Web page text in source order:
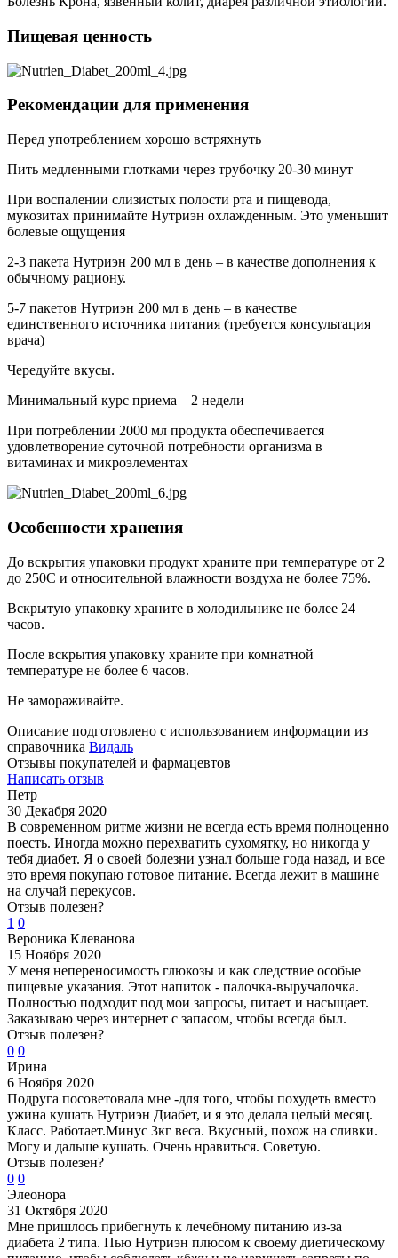
Пищевая ценность
Рекомендации для применения
Перед употреблением хорошо встряхнуть
Пить медленными глотками через трубочку 20-30 минут
При воспалении слизистых полости рта и пищевода,
мукозитах принимайте Нутриэн охлажденным. Это уменьшит
болевые ощущения
2-3 пакета Нутриэн 200 мл в день – в качестве дополнения к
обычному рациону.
5-7 пакетов Нутриэн 200 мл в день – в качестве
единственного источника питания (требуется консультация
врача)
Чередуйте вкусы.
Минимальный курс приема – 2 недели
При потреблении 2000 мл продукта обеспечивается
удовлетворение суточной потребности организма в
витаминах и микроэлементах
Особенности хранения
До вскрытия упаковки продукт храните при температуре от 2
до 250С и относительной влажности воздуха не более 75%.
Вскрытую упаковку храните в холодильнике не более 24
часов.
После вскрытия упаковку храните при комнатной
температуре не более 6 часов.
Не замораживайте.
Описание подготовлено с использованием информации из
справочника Видаль
Отзывы покупателей и фармацевтов
Написать отзыв
Петр
30 Декабря 2020
В современном ритме жизни не всегда есть время полноценно
поесть. Иногда можно перехватить сухомятку, но никогда у
тебя диабет. Я о своей болезни узнал больше года назад, и все
это время покупаю готовое питание. Всегда лежит в машине
на случай перекусов.
Отзыв полезен?
1 0
Вероника Клеванова
15 Ноября 2020
У меня непереносимость глюкозы и как следствие особые
пищевые указания. Этот напиток - палочка-выручалочка.
Полностью подходит под мои запросы, питает и насыщает.
Заказываю через интернет с запасом, чтобы всегда был.
Отзыв полезен?
0 0
Ирина
6 Ноября 2020
Подруга посоветовала мне -для того, чтобы похудеть вместо
ужина кушать Нутриэн Диабет, и я это делала целый месяц.
Класс. Работает.Минус 3кг веса. Вкусный, похож на сливки.
Могу и дальше кушать. Очень нравиться. Советую.
Отзыв полезен?
0 0
Элеонора
31 Октября 2020
Мне пришлось прибегнуть к лечебному питанию из-за
диабета 2 типа. Пью Нутриэн плюсом к своему диетическому